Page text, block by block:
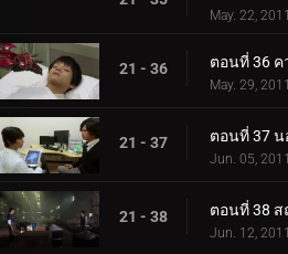
May. 22, 2011
21 - 36
May. 29, 2011
21 - 37
Jun. 05, 2011
21 - 38
Jun. 12, 2011